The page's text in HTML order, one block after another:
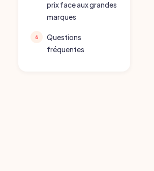
prix face aux grandes
marques
Questions
fréquentes